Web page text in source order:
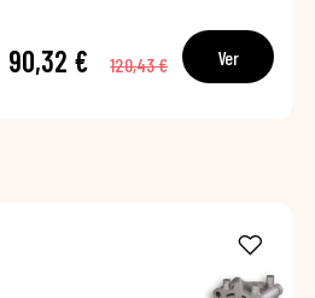
90,32 € 120,43 € Ver